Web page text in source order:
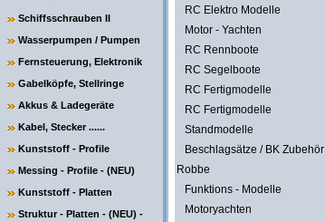
Schiffsschrauben II
Wasserpumpen / Pumpen
Fernsteuerung, Elektronik
Gabelköpfe, Stellringe
Akkus & Ladegeräte
Kabel, Stecker ......
Kunststoff - Profile
Messing - Profile - (NEU)
Kunststoff - Platten
Struktur - Platten - (NEU) -
RC Elektro Modelle
Motor - Yachten
RC Rennboote
RC Segelboote
RC Fertigmodelle
RC Fertigmodelle
Standmodelle
Beschlagsätze / BK Zubehör
Robbe
Funktions - Modelle
Motoryachten